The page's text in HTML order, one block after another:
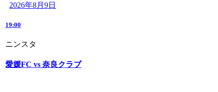
2026年8月9日
19:00
ニンスタ
愛媛FC vs 奈良クラブ